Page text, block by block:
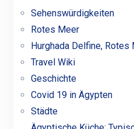
Sehenswürdigkeiten
Rotes Meer
Hurghada Delfine, Rotes
Travel Wiki
Geschichte
Covid 19 in Ägypten
Städte